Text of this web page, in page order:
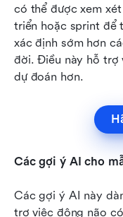
có thể được xem
triển hoặc sprint để
xác định sớm hơn
đời. Điều này hỗ trợ
dự đoán hơn.
Các gợi ý AI cho
Các gợi ý AI này
trợ việc động não